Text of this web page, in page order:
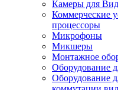
Камеры для
Коммерческие
процессоры
Микрофоны
Микшеры
Монтажное
Оборудование
Оборудование